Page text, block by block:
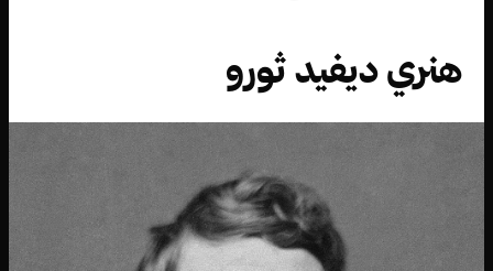
هنري ديفيد ثورو